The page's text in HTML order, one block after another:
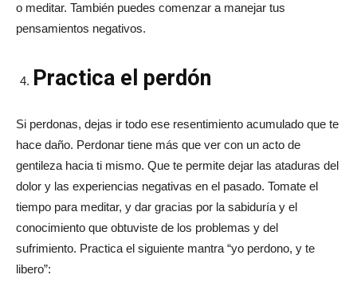
o meditar. También puedes comenzar a manejar tus
pensamientos negativos.
Practica el perdón
Si perdonas, dejas ir todo ese resentimiento acumulado que te
hace daño. Perdonar tiene más que ver con un acto de
gentileza hacia ti mismo. Que te permite dejar las ataduras del
dolor y las experiencias negativas en el pasado. Tomate el
tiempo para meditar, y dar gracias por la sabiduría y el
conocimiento que obtuviste de los problemas y del
sufrimiento. Practica el siguiente mantra “yo perdono, y te
libero”: